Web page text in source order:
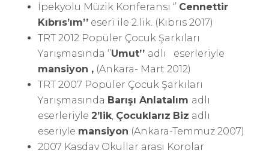
İpekyolu Müzik Konferansı ‘’ Cennettir
Kıbrıs’ım’’ eseri ile 2.lik. (Kıbrıs 2017)
TRT 2012 Popüler Çocuk Şarkıları
Yarışmasında ‘’Umut’’ adlı eserleriyle
mansiyon , (Ankara- Mart 2012)
TRT 2007 Popüler Çocuk Şarkıları
Yarışmasında Barışı Anlatalım adlı
eserleriyle 2’lik Çocuklarız Biz adlı
eseriyle mansiyon (Ankara-Temmuz 2007)
2007 Kasdav Okullar arası Korolar